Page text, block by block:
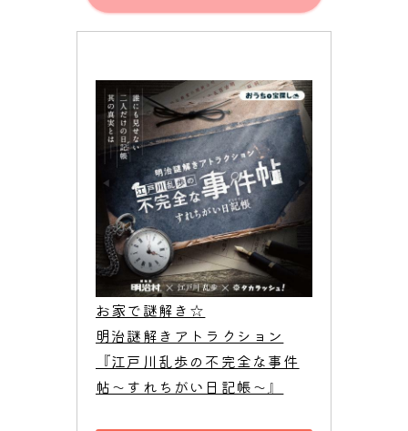
お家で謎解き☆
明治謎解きアトラクション
『江戸川乱歩の不完全な事件
帖〜すれちがい日記帳〜』